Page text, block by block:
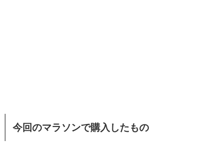
今回のマラソンで購入したもの